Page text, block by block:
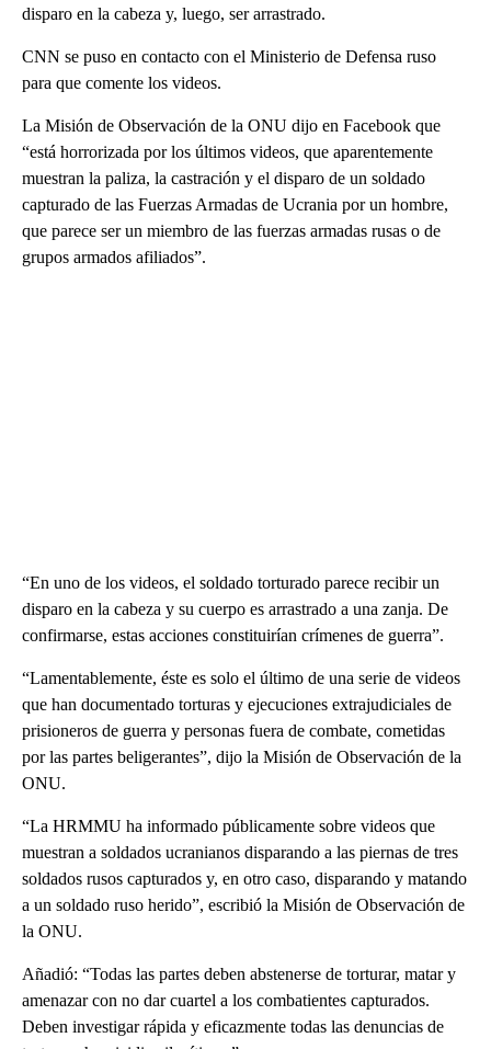
disparo en la cabeza y, luego, ser arrastrado.
CNN se puso en contacto con el Ministerio de Defensa ruso
para que comente los videos.
La Misión de Observación de la ONU dijo en Facebook que
“está horrorizada por los últimos videos, que aparentemente
muestran la paliza, la castración y el disparo de un soldado
capturado de las Fuerzas Armadas de Ucrania por un hombre,
que parece ser un miembro de las fuerzas armadas rusas o de
grupos armados afiliados”.
“En uno de los videos, el soldado torturado parece recibir un
disparo en la cabeza y su cuerpo es arrastrado a una zanja. De
confirmarse, estas acciones constituirían crímenes de guerra”.
“Lamentablemente, éste es solo el último de una serie de videos
que han documentado torturas y ejecuciones extrajudiciales de
prisioneros de guerra y personas fuera de combate, cometidas
por las partes beligerantes”, dijo la Misión de Observación de la
ONU.
“La HRMMU ha informado públicamente sobre videos que
muestran a soldados ucranianos disparando a las piernas de tres
soldados rusos capturados y, en otro caso, disparando y matando
a un soldado ruso herido”, escribió la Misión de Observación de
la ONU.
Añadió: “Todas las partes deben abstenerse de torturar, matar y
amenazar con no dar cuartel a los combatientes capturados.
Deben investigar rápida y eficazmente todas las denuncias de